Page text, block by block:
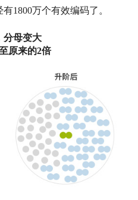
1800万个有效编码了。
分母变大
原来的2倍